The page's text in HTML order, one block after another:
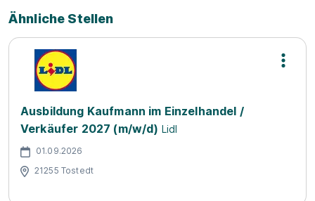
Ähnliche Stellen
Ausbildung Kaufmann im Einzelhandel /
Verkäufer 2027 (m/w/d) Lidl
01.09.2026
21255 Tostedt